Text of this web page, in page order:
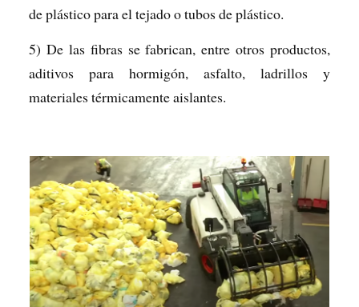
de plástico para el tejado o tubos de plástico.
5) De las fibras se fabrican, entre otros productos,
aditivos para hormigón, asfalto, ladrillos y
materiales térmicamente aislantes.